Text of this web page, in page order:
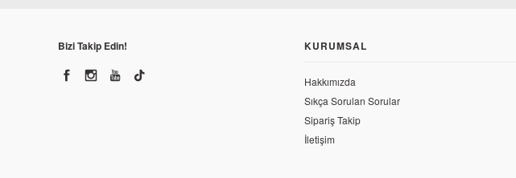
Bajaj
Bajaj Pulsar 200 RS Arka Tutacak Tapası
Bizi Takip Edin! KURUMSAL
Hakkımızda
Sıkça Sorulan Sorular
Sipariş Takip
İletişim